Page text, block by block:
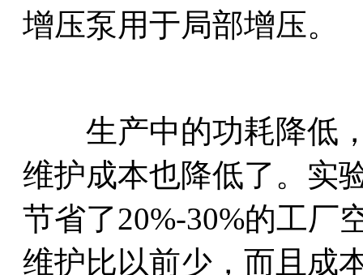
增压泵用于局部增压。
生产中的功耗降低，
维护成本也降低了。实
节省了20%-30%的工厂
维护比以前少，而且成